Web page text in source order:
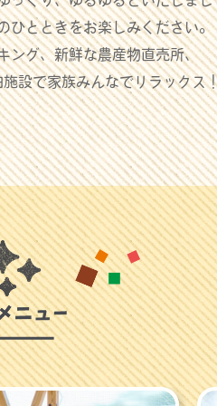
ひとときをお楽しみください。
ング、新鮮な農産物直売所、
設で家族みんなでリラックス